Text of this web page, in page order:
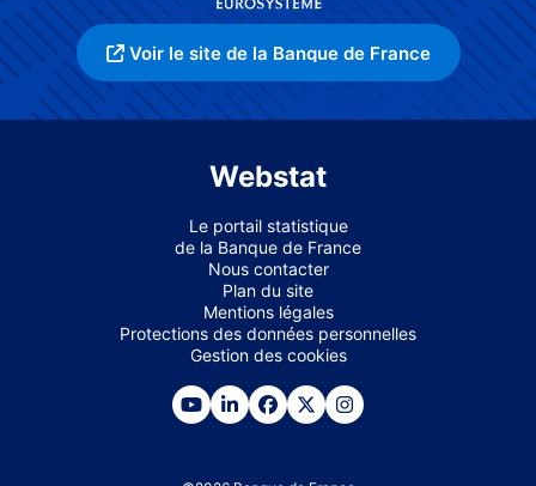
Voir le site de la Banque de France
Webstat
Le portail statistique
de la Banque de France
Nous contacter
Plan du site
Mentions légales
Protections des données personnelles
Gestion des cookies